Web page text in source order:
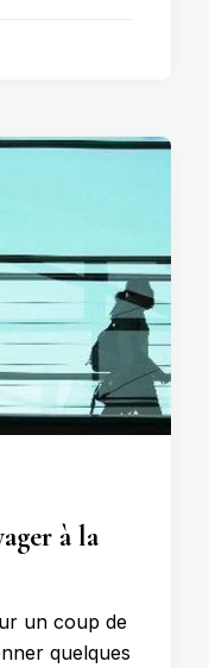
à la
un coup de
quelques